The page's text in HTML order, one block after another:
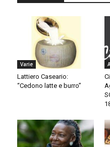
Varie
Lattiero Caseario:
“Cedono latte e burro”